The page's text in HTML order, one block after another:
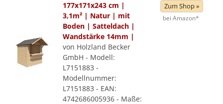
177x171x243 cm |
3,1m² | Natur | mit
Boden | Satteldach |
Wandstärke 14mm |
von Holzland Becker
GmbH - Modell:
L7151883 -
Modellnummer:
L7151883 - EAN:
4742686005936 - Maße:
Zum Shop »
bei Amazon*